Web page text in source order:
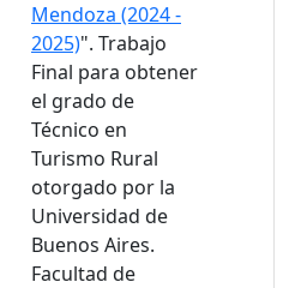
Mendoza (2024 -
2025)". Trabajo
Final para obtener
el grado de
Técnico en
Turismo Rural
otorgado por la
Universidad de
Buenos Aires.
Facultad de